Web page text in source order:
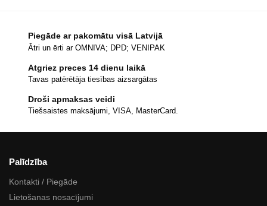
Piegāde ar pakomātu visā Latvijā
Ātri un ērti ar OMNIVA; DPD; VENIPAK
Atgriez preces 14 dienu laikā
Tavas patērētāja tiesības aizsargātas
Droši apmaksas veidi
Tiešsaistes maksājumi, VISA, MasterCard.
Palīdzība
Kontakti / Piegāde
Lietošanas nosacījumi